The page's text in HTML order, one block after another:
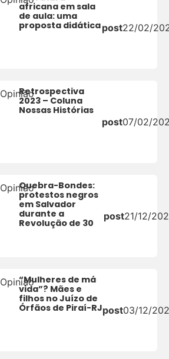
africana em sala
de aula: uma
proposta didáticapost22/02/
OpiniãoRetrospectiva
2023 – Coluna
Nossas Histórias
post07/02/
OpiniãoQuebra-Bondes:
protestos negros
em Salvador
durante a
Revolução de 30
post21/12/
Opinião“Mulheres de má
vida”? Mães e
filhos no Juízo de
Órfãos de Piraí-RJpost03/12/